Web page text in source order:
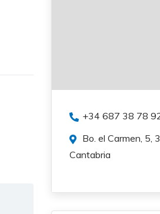
+34 687 38 78
Bo. el Carmen, 5,
Cantabria